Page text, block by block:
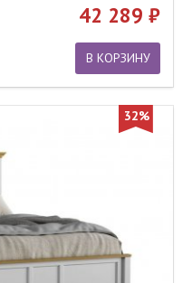
42 289
В КОРЗИНУ
32%